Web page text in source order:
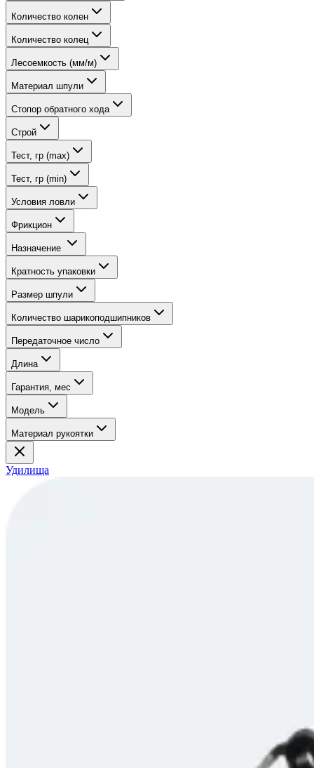
Количество колен
Количество колец
Лесоемкость (мм/м)
Материал шпули
Стопор обратного хода
Строй
Тест, гр (max)
Тест, гр (min)
Условия ловли
Фрикцион
Назначение
Кратность упаковки
Размер шпули
Количество шарикоподшипников
Передаточное число
Длина
Гарантия, мес
Модель
Материал рукоятки
Удилища